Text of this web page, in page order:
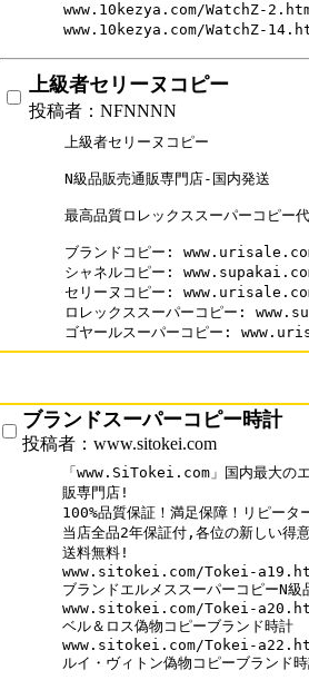
www.10kezya.com/WatchZ-
www.10kezya.com/WatchZ-
上級者セリーヌコピー
投稿者：NFNNNN
上級者セリーヌコピー
N級品販売通販専門店-国内発送
最高品質ロレックススーパーコピー
ブランドコピー:
シャネルコピー:
セリーヌコピー:
ロレックススーパーコピー:
ゴヤールスーパーコピー:
ブランドスーパーコピー時計
投稿者：www.sitokei.com
「www.SiTokei.com」国内最大の
販専門店!
100%品質保証！満足保障！リピー
当店全品2年保証付,各位の新しい得
送料無料!
www.sitokei.com/Tokei-
ブランドエルメススーパーコピーN級
www.sitokei.com/Tokei-
ベル＆ロス偽物コピーブランド時計
www.sitokei.com/Tokei-
ルイ・ヴィトン偽物コピーブランド